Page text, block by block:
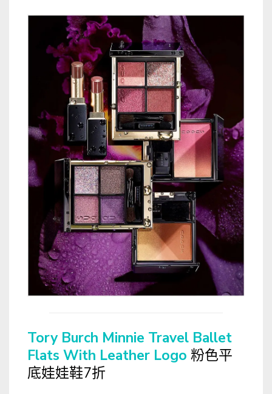
Tory Burch Minnie Travel Ballet
Flats With Leather Logo 粉色平
底娃娃鞋7折